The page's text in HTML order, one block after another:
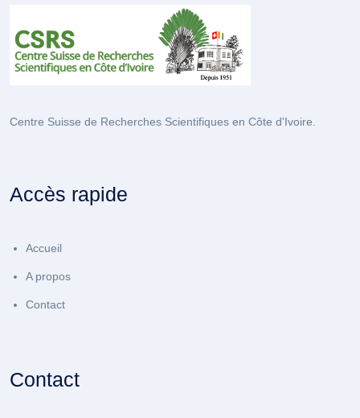
Centre Suisse de Recherches Scientifiques en Côte d'Ivoire.
Accès rapide
Accueil
A propos
Contact
Contact